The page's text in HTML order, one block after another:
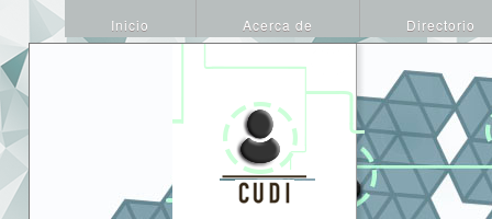
Inicio Acerca de Directorio